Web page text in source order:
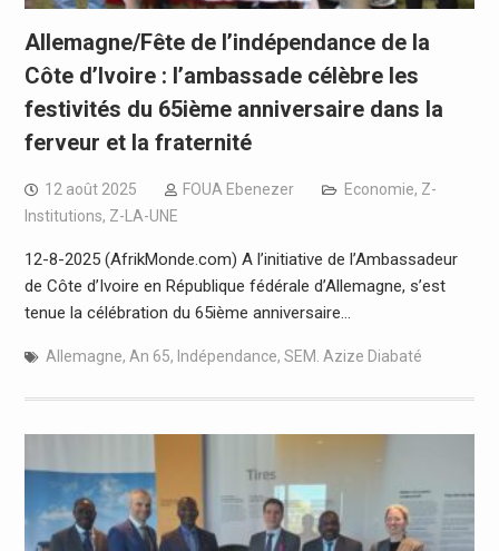
Allemagne/Fête de l’indépendance de la
Côte d’Ivoire : l’ambassade célèbre les
festivités du 65ième anniversaire dans la
ferveur et la fraternité
12 août 2025 FOUA Ebenezer Economie, Z-
Institutions, Z-LA-UNE
12-8-2025 (AfrikMonde.com) A l’initiative de l’Ambassadeur
de Côte d’Ivoire en République fédérale d’Allemagne, s’est
tenue la célébration du 65ième anniversaire…
Allemagne, An 65, Indépendance, SEM. Azize Diabaté